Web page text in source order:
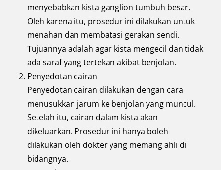
menyebabkan kista ganglion tumbuh besar.
Oleh karena itu, prosedur ini dilakukan untuk
menahan dan membatasi gerakan sendi.
Tujuannya adalah agar kista mengecil dan tidak
ada saraf yang tertekan akibat benjolan.
Penyedotan cairan
Penyedotan cairan dilakukan dengan cara
menusukkan jarum ke benjolan yang muncul.
Setelah itu, cairan dalam kista akan
dikeluarkan. Prosedur ini hanya boleh
dilakukan oleh dokter yang memang ahli di
bidangnya.